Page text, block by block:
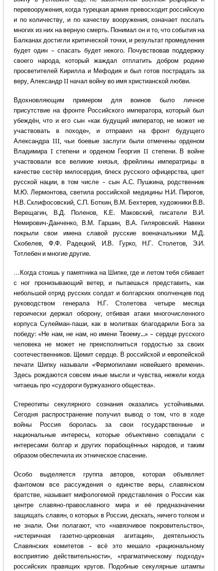
перевооружения, когда турецкая армия превосходит российскую
и по количеству, и по качеству вооружения, означает послать
многих из них на верную смерть. Понимал он и то, что события на
Балканах достигли критической точки, и результат промедления
будет один – спасать будет некого. Почувствовав поддержку
своего народа, который жаждал отплатить добром родине
просветителей Кирилла и Мефодия и был готов пострадать за
веру, Александр II начал войну во имя христианской любви.
Вдохновляющим примером для воинов было личное
присутствие на фронте Российского императора, который был
убеждён, что и его сын «как будущий император, не может не
участвовать в походе», и отправил на фронт будущего
Александра III, чьи боевые заслуги были отмечены орденом
Владимира I степени и орденом Георгия II степени. В войне
участвовали все великие князья, фрейлины императрицы в
качестве сестёр милосердия, блеск русского офицерства, цвет
русской нации, в том числе – сын А.С. Пушкина, родственник
М.Ю. Лермонтова, светила российской медицины Н.И. Пирогов,
Н.В. Склифосовский, С.П. Боткин, В.М. Бехтерев, художники В.В.
Верещагин, В.Д. Поленов, К.Е. Маковский, писатели В.И.
Немирович-Данченко, В.М. Гаршин, В.А. Гиляровский. Навеки
покрыли свои имена славой русские военачальники М.Д.
Скобелев, Ф.Ф. Радецкий, И.В. Гурко, Н.Г. Столетов, Э.И.
Тотлебен и многие другие.
…Когда стоишь у памятника на Шипке, где и летом тебя сбивает
с ног пронизывающий ветер, и пытаешься представить, как
небольшой отряд русских солдат и болгарских ополченцев под
руководством генерала Н.Г. Столетова четыре месяца
героически держал оборону, отбивая атаки многочисленного
корпуса Сулейман-паши, как в молитвах благодарили Бога за
победу: «Не нам, не нам, но имени Твоему...» – сердце русского
человека не может не преисполниться гордостью за своих
соотечественников. Щемит сердце. В российской и европейской
печати Шипку называли «Фермопилами новейшего времени».
Здесь рождаются совсем иные мысли и чувства, нежели когда
читаешь про «судороги буржуазного общества».
Стереотипы секулярного сознания оказались устойчивыми.
Сегодня распространение получил вывод о том, что в ходе
войны Россия боролась за свои государственные и
национальные интересы, которые объективно совпадали с
интересами болгар и других порабощённых народов, и таким
образом обеспечила их этническое спасение.
Особо выделяется группа авторов, которая объявляет
фантомом все рассуждения о единстве веры, славянском
братстве, называет мифологемой представления о России как
центре славяно-православного мира и её предназначении
защищать славян, о которых в России, дескать, ничего толком и
не знали. Они полагают, что «навязчивое покровительство»,
«истеричная газетно-церковная агитация», деятельность
Славянских комитетов – всё это мешало «рациональному
восприятию действительности», «прагматическому подходу»
российских правящих кругов. Подобные секулярные штампы